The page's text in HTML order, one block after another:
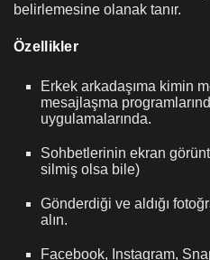
belirlemesine olanak tanır.
Özellikler
Erkek arkadaşıma kimin
mesajlaşma
uygulamalarında.
Sohbetlerinin ekran
silmiş olsa bile)
Gönderdiği ve aldığı
alın.
Facebook, Instagram,